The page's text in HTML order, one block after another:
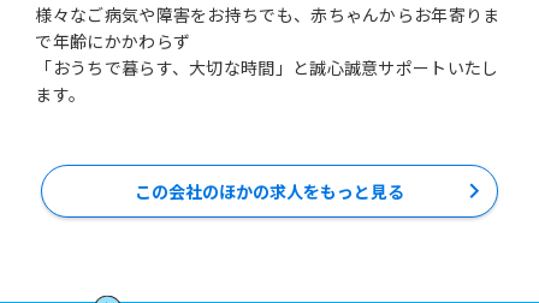
様々なご病気や障害をお持ちでも、赤ちゃんからお年寄りま
で年齢にかかわらず
「おうちで暮らす、大切な時間」と誠心誠意サポートいたし
ます。
この会社のほかの求人をもっと見る